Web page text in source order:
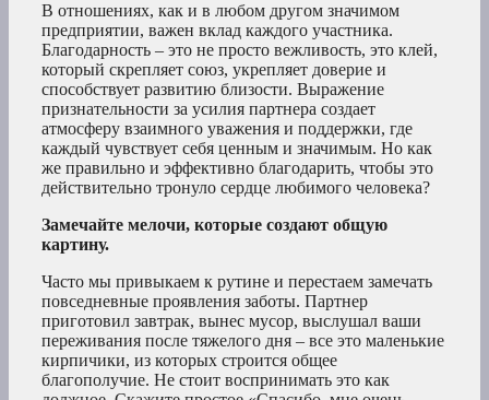
В отношениях, как и в любом другом значимом
предприятии, важен вклад каждого участника.
Благодарность – это не просто вежливость, это клей,
который скрепляет союз, укрепляет доверие и
способствует развитию близости. Выражение
признательности за усилия партнера создает
атмосферу взаимного уважения и поддержки, где
каждый чувствует себя ценным и значимым. Но как
же правильно и эффективно благодарить, чтобы это
действительно тронуло сердце любимого человека?
Замечайте мелочи, которые создают общую
картину.
Часто мы привыкаем к рутине и перестаем замечать
повседневные проявления заботы. Партнер
приготовил завтрак, вынес мусор, выслушал ваши
переживания после тяжелого дня – все это маленькие
кирпичики, из которых строится общее
благополучие. Не стоит воспринимать это как